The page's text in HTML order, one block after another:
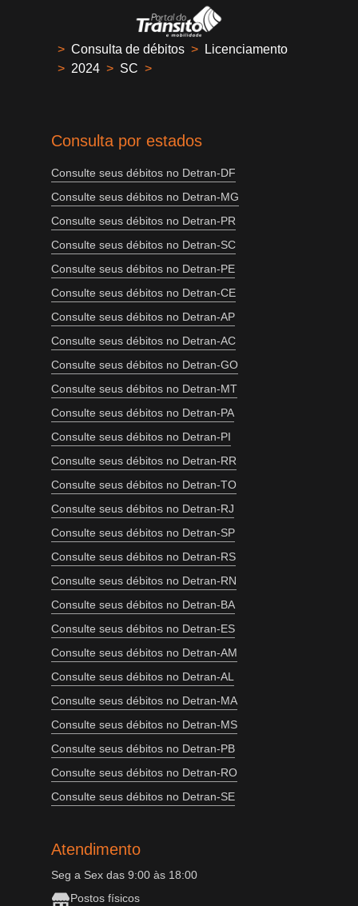
> Consulta de débitos >
Licenciamento
> 2024 > SC >
Consulta por estados
Consulte seus débitos no Detran-DF
Consulte seus débitos no Detran-MG
Consulte seus débitos no Detran-PR
Consulte seus débitos no Detran-SC
Consulte seus débitos no Detran-PE
Consulte seus débitos no Detran-CE
Consulte seus débitos no Detran-AP
Consulte seus débitos no Detran-AC
Consulte seus débitos no Detran-GO
Consulte seus débitos no Detran-MT
Consulte seus débitos no Detran-PA
Consulte seus débitos no Detran-PI
Consulte seus débitos no Detran-RR
Consulte seus débitos no Detran-TO
Consulte seus débitos no Detran-RJ
Consulte seus débitos no Detran-SP
Consulte seus débitos no Detran-RS
Consulte seus débitos no Detran-RN
Consulte seus débitos no Detran-BA
Consulte seus débitos no Detran-ES
Consulte seus débitos no Detran-AM
Consulte seus débitos no Detran-AL
Consulte seus débitos no Detran-MA
Consulte seus débitos no Detran-MS
Consulte seus débitos no Detran-PB
Consulte seus débitos no Detran-RO
Consulte seus débitos no Detran-SE
Atendimento
Seg a Sex das 9:00 às 18:00
Postos físicos